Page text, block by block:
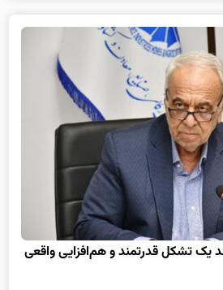
یک تشکل قدرتمند و هم‌افزایی واقعی